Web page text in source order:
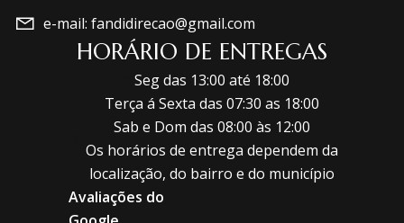
e-mail: fandidirecao@gmail.com
HORÁRIO DE ENTREGAS
Seg das 13:00 até 18:00
Terça á Sexta das 07:30 as 18:00
Sab e Dom das 08:00 às 12:00
Os horários de entrega dependem da
localização, do bairro e do município
Avaliações do